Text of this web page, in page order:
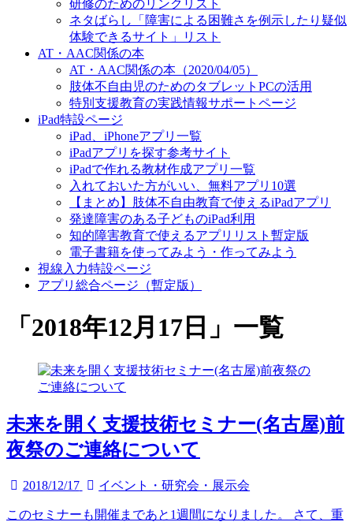
研修のためのリンクリスト
ネタばらし「障害による困難さを例示したり疑似
体験できるサイト」リスト
AT・AAC関係の本
AT・AAC関係の本（2020/04/05）
肢体不自由児のためのタブレットPCの活用
特別支援教育の実践情報サポートページ
iPad特設ページ
iPad、iPhoneアプリ一覧
iPadアプリを探す参考サイト
iPadで作れる教材作成アプリ一覧
入れておいた方がいい、無料アプリ10選
【まとめ】肢体不自由教育で使えるiPadアプリ
発達障害のある子どものiPad利用
知的障害教育で使えるアプリリスト暫定版
電子書籍を使ってみよう・作ってみよう
視線入力特設ページ
アプリ総合ページ（暫定版）
「 2018年12月17日 」 一覧
未来を開く支援技術セミナー(名古屋)前
夜祭のご連絡について
2018/12/17 イベント・研究会・展示会
このセミナーも開催まであと1週間になりました。 さて、重